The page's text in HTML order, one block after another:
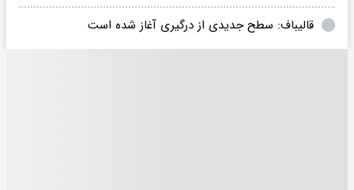
قالیباف: سطح جدیدی از درگیری آغاز شده است